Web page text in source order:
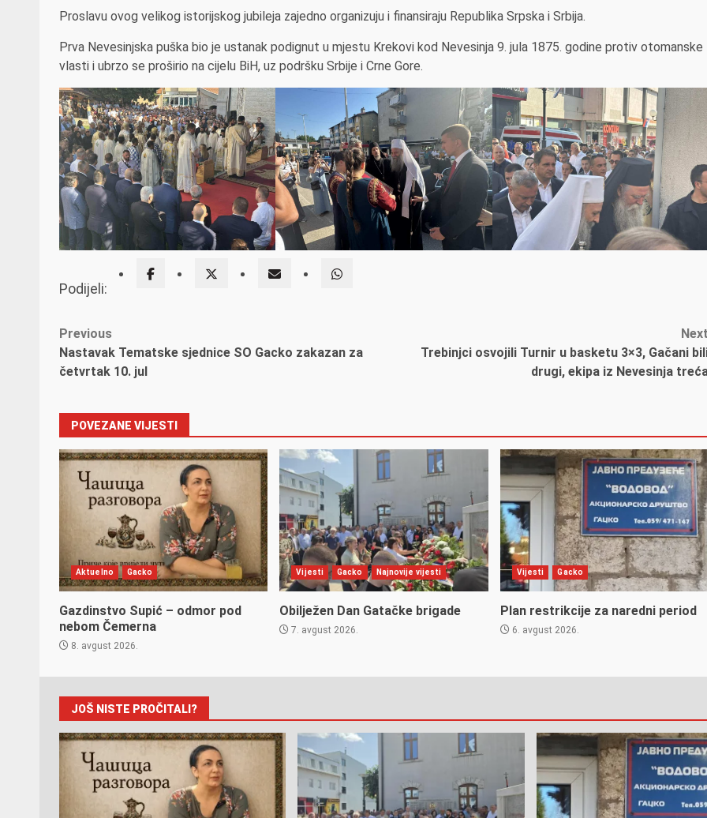
Proslavu ovog velikog istorijskog jubileja zajedno organizuju i finansiraju Republika Srpska i Srbija.
Prva Nevesinjska puška bio je ustanak podignut u mjestu Krekovi kod Nevesinja 9. jula 1875. godine protiv otomanske
vlasti i ubrzo se proširio na cijelu BiH, uz podršku Srbije i Crne Gore.
Podijeli:
Post
navigation
Previous
Nastavak Tematske sjednice SO Gacko zakazan za
četvrtak 10. jul
Trebinjci osvojili Turnir u basketu 3×3, Gačani
drugi, ekipa iz Nevesinja
POVEZANE VIJESTI
Aktuelno Gacko
Gazdinstvo Supić – odmor pod
nebom Čemerna
8. avgust 2026.
Vijesti Gacko Najnovije vijesti
Obilježen Dan Gatačke brigade
7. avgust 2026.
Vijesti Gacko
Plan restrikcije za naredni period
6. avgust 2026.
JOŠ NISTE PROČITALI?